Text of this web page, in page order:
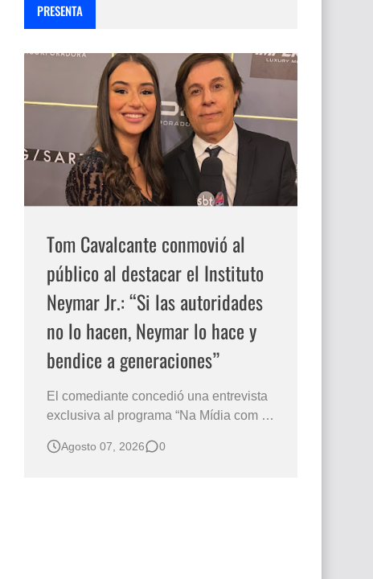
PRESENTA
Tom Cavalcante conmovió al
público al destacar el Instituto
Neymar Jr.: “Si las autoridades
no lo hacen, Neymar lo hace y
bendice a generaciones”
El comediante concedió una entrevista
exclusiva al programa “Na Mídia com a
Subasta del Instituto Neymar Jr., uno de
Agosto 07, 2026 0